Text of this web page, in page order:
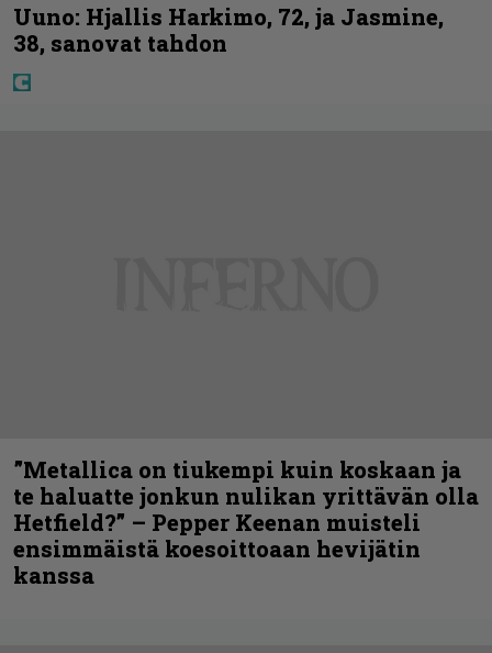
Uuno: Hjallis Harkimo, 72, ja Jasmine,
38, sanovat tahdon
”Metallica on tiukempi kuin koskaan ja
te haluatte jonkun nulikan yrittävän olla
Hetfield?” – Pepper Keenan muisteli
ensimmäistä koesoittoaan hevijätin
kanssa